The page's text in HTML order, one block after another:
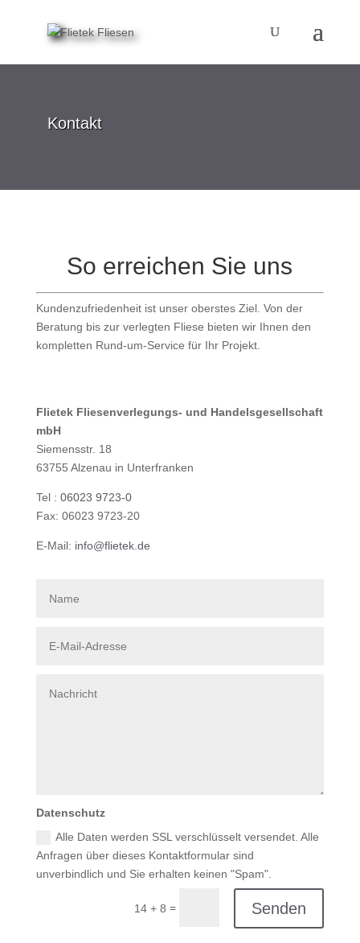
Kontakt
So erreichen Sie uns
Kundenzufriedenheit ist unser oberstes Ziel. Von der
Beratung bis zur verlegten Fliese bieten wir Ihnen den
kompletten Rund-um-Service für Ihr Projekt.
Flietek Fliesenverlegungs- und Handelsgesellschaft
mbH
Siemensstr. 18
63755 Alzenau in Unterfranken
Tel : 06023 9723-0
Fax: 06023 9723-20
E-Mail: info@flietek.de
Datenschutz
Alle Daten werden SSL verschlüsselt versendet. Alle
Anfragen über dieses Kontaktformular sind
unverbindlich und Sie erhalten keinen "Spam".
14 + 8 = Senden